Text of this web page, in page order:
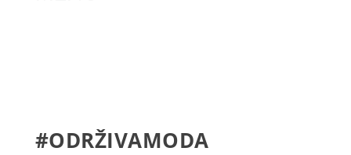
#ODRŽIVAMODA